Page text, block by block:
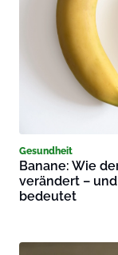
Gesundheit
Banane: Wie
verändert –
bedeutet